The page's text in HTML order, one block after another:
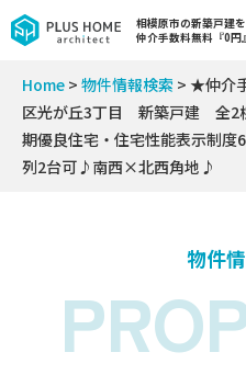
相模原市の新築戸建を
仲介手数料無料『0円
Home > 物件情報検索 > ★仲介
区光が丘3丁目 新築戸建 全
期優良住宅・住宅性能表示制度
列2台可♪南西×北西角地♪
物件